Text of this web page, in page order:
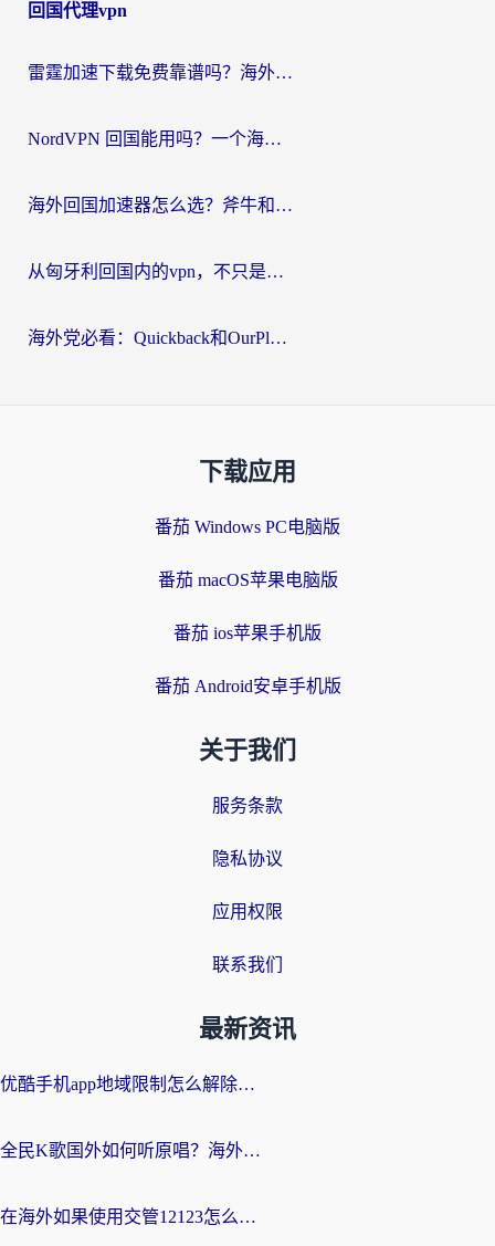
回国代理vpn
雷霆加速下载免费靠谱吗？海外党选回国加速器的避坑指南（附热门工具对比）
NordVPN 回国能用吗？一个海外用户必须面对的真实困境
海外回国加速器怎么选？斧牛和海龟哪个好？一篇帮你避开坑的实用指南
从匈牙利回国内的vpn，不只是为了刷剧那么简单
海外党必看：Quickback和OurPlay好用吗？3分钟选对回国加速器，无缝刷剧玩游戏
下载应用
番茄 Windows PC电脑版
番茄 macOS苹果电脑版
番茄 ios苹果手机版
番茄 Android安卓手机版
关于我们
服务条款
隐私协议
应用权限
联系我们
最新资讯
优酷手机app地域限制怎么解除？海外党亲测有效的追剧方案
全民K歌国外如何听原唱？海外党亲测有效的回国加速器选择指南
在海外如果使用交管12123怎么处理？留学生亲测有效的回国加速方案